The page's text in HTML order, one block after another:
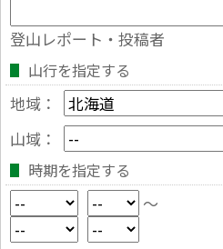
登山レポート・投稿者
山行を指定する
地域：
山域：
時期を指定する
～